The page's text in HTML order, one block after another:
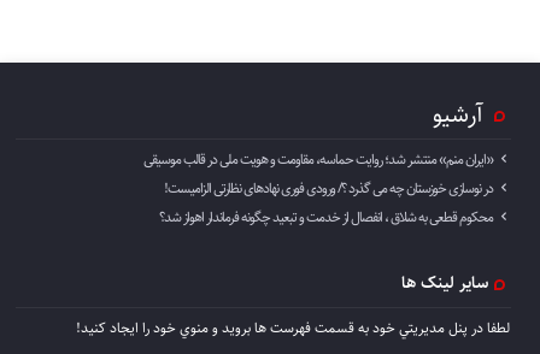
آرشیو
«ایران منم» منتشر شد؛ روایت حماسه، مقاومت و هویت ملی در قالب موسیقی
در نوسازی خوزستان چه می گذرد ؟/ ورودی فوری نهادهای نظارتی الزامیست!
محکوم قطعی به شلاق ، انفصال از خدمت و تبعید چگونه فرماندار اهواز شد؟
سایر لینک ها
لطفا در پنل مديريتي خود به قسمت فهرست ها برويد و منوي خود را ايجاد كنيد!